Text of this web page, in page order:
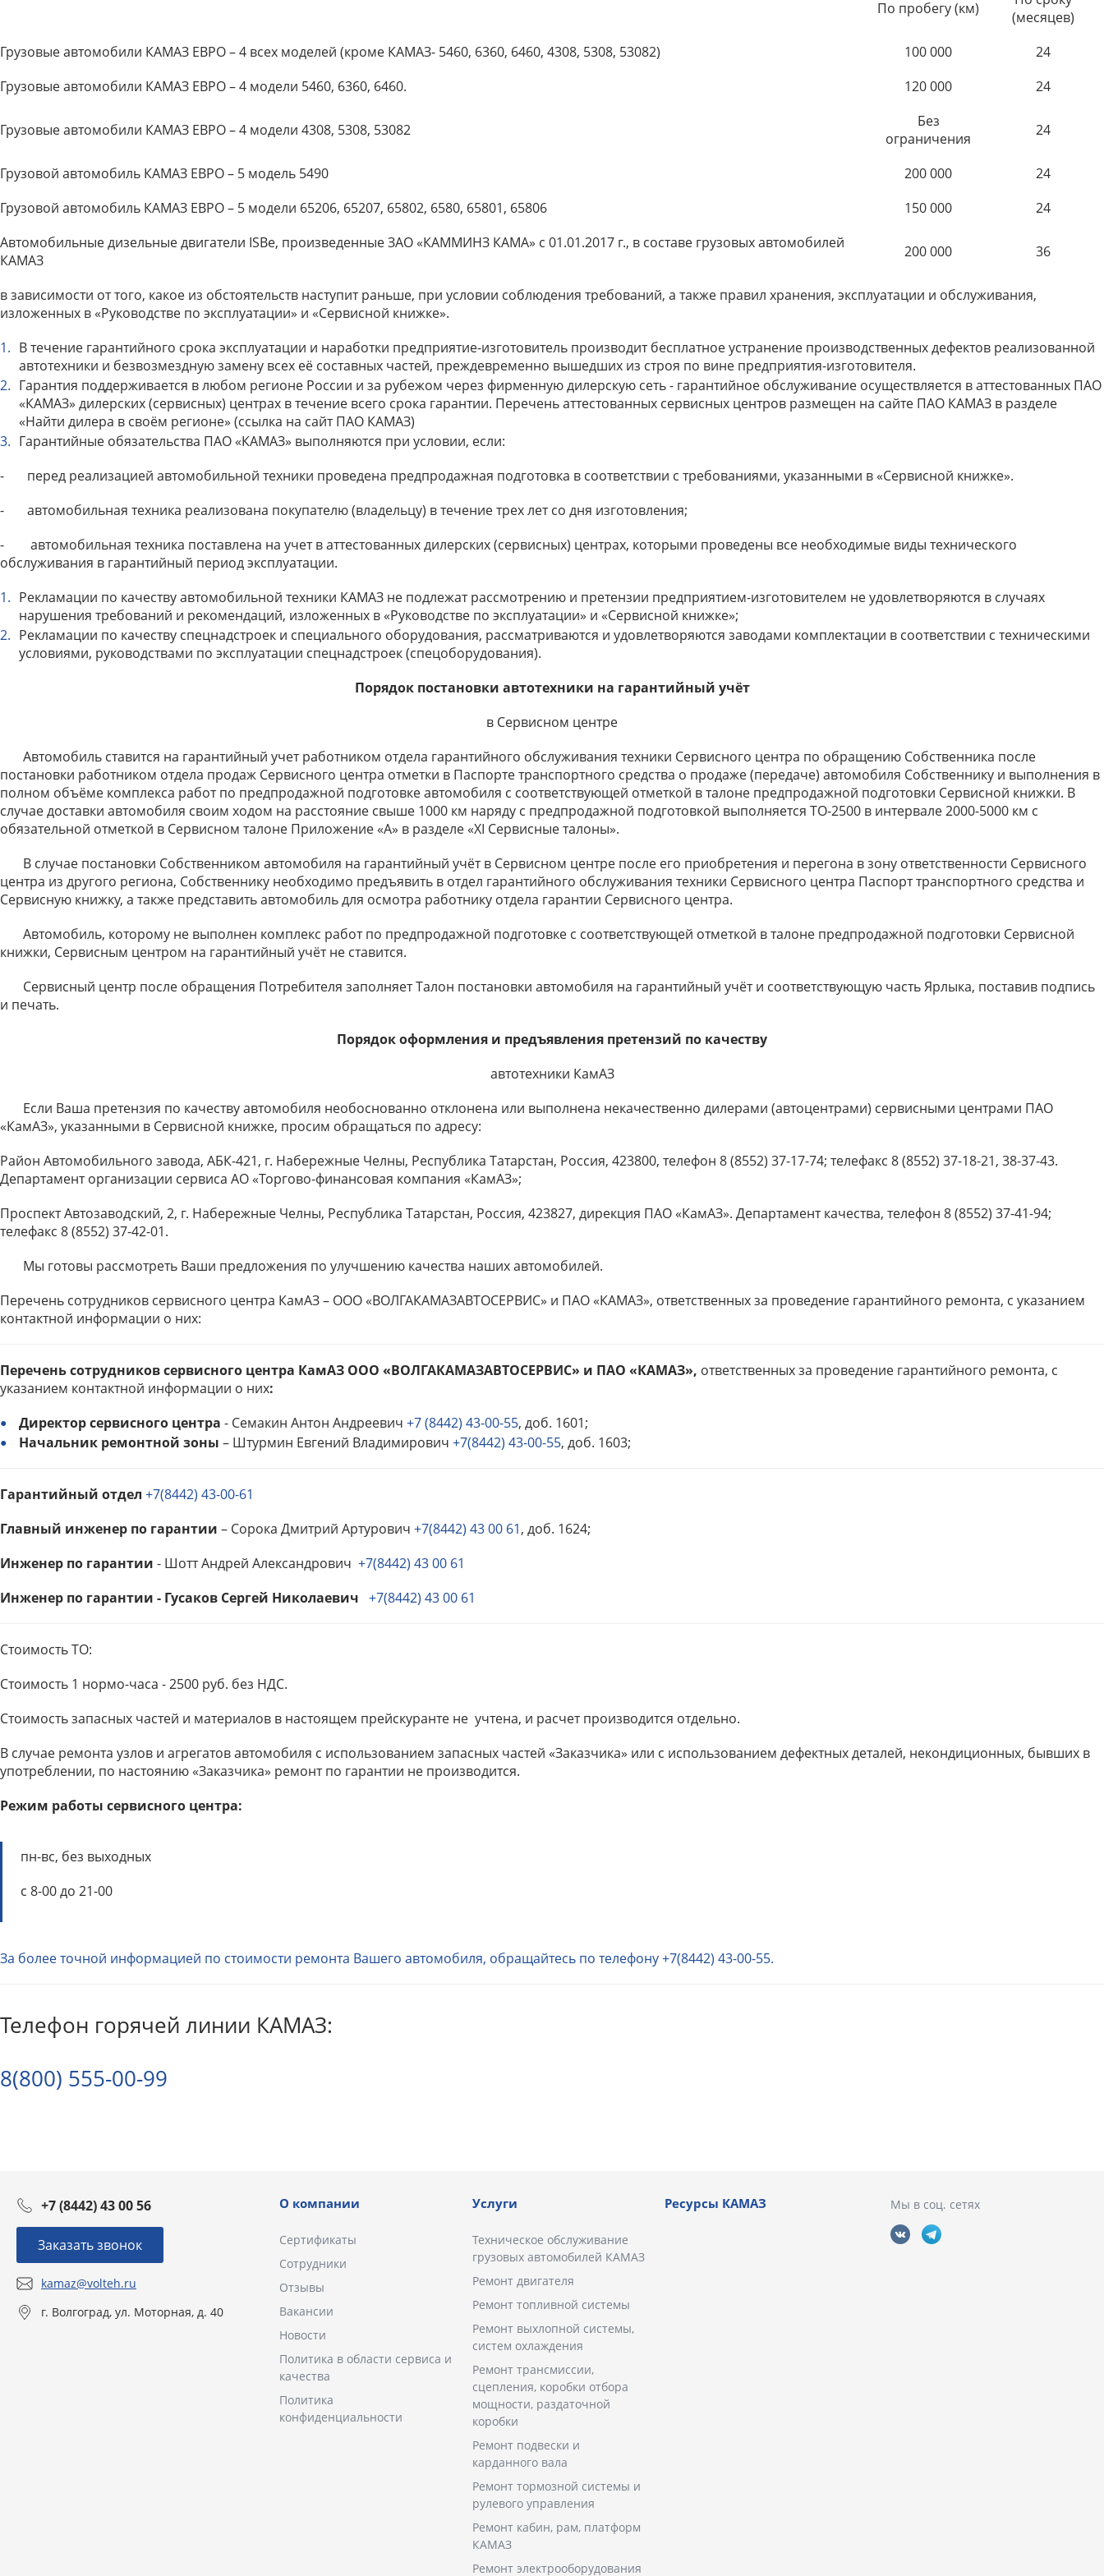
По пробегу (км)
(месяцев)
Грузовые автомобили КАМАЗ ЕВРО – 4 всех моделей (кроме КАМАЗ- 5460, 6360, 6460, 4308, 5308, 53082)
100 000
24
Грузовые автомобили КАМАЗ ЕВРО – 4 модели 5460, 6360, 6460.
120 000 24
Грузовые автомобили КАМАЗ ЕВРО – 4 модели 4308, 5308, 53082
Без
ограничения
24
Грузовой автомобиль КАМАЗ ЕВРО – 5 модель 5490 200 000
24
Грузовой автомобиль КАМАЗ ЕВРО – 5 модели 65206, 65207, 65802, 6580, 65801, 65806
150 000
24
Автомобильные дизельные двигатели ISBe, произведенные ЗАО «КАММИНЗ КАМА» с 01.01.2017 г., в составе грузовых автомобилей
КАМАЗ
200 000 36
в зависимости от того, какое из обстоятельств наступит раньше, при условии соблюдения требований, а также правил хранения, эксплуатации и обслуживания,
изложенных в «Руководстве по эксплуатации» и «Сервисной книжке».
В течение гарантийного срока эксплуатации и наработки предприятие-изготовитель производит бесплатное устранение производственных дефектов реализованной
автотехники и безвозмездную замену всех её составных частей, преждевременно вышедших из строя по вине предприятия-изготовителя.
Гарантия поддерживается в любом регионе России и за рубежом через фирменную дилерскую сеть - гарантийное обслуживание осуществляется в аттестованных ПАО
«КАМАЗ» дилерских (сервисных) центрах в течение всего срока гарантии. Перечень аттестованных сервисных центров размещен на сайте ПАО КАМАЗ в разделе
«Найти дилера в своём регионе» (ссылка на сайт ПАО КАМАЗ)
Гарантийные обязательства ПАО «КАМАЗ» выполняются при условии, если:
- перед реализацией автомобильной техники проведена предпродажная подготовка в соответствии с требованиями, указанными в «Сервисной книжке».
- автомобильная техника реализована покупателю (владельцу) в течение трех лет со дня изготовления;
- автомобильная техника поставлена на учет в аттестованных дилерских (сервисных) центрах, которыми проведены все необходимые виды технического
обслуживания в гарантийный период эксплуатации.
Рекламации по качеству автомобильной техники КАМАЗ не подлежат рассмотрению и претензии предприятием-изготовителем не удовлетворяются в случаях
нарушения требований и рекомендаций, изложенных в «Руководстве по эксплуатации» и «Сервисной книжке»;
Рекламации по качеству спецнадстроек и специального оборудования, рассматриваются и удовлетворяются заводами комплектации в соответствии с техническими
условиями, руководствами по эксплуатации спецнадстроек (спецоборудования).
Порядок постановки автотехники на гарантийный учёт
в Сервисном центре
Автомобиль ставится на гарантийный учет работником отдела гарантийного обслуживания техники Сервисного центра по обращению Собственника после
постановки работником отдела продаж Сервисного центра отметки в Паспорте транспортного средства о продаже (передаче) автомобиля Собственнику и выполнения в
полном объёме комплекса работ по предпродажной подготовке автомобиля с соответствующей отметкой в талоне предпродажной подготовки Сервисной книжки. В
случае доставки автомобиля своим ходом на расстояние свыше 1000 км наряду с предпродажной подготовкой выполняется ТО-2500 в интервале 2000-5000 км с
обязательной отметкой в Сервисном талоне Приложение «А» в разделе «XI Сервисные талоны».
В случае постановки Собственником автомобиля на гарантийный учёт в Сервисном центре после его приобретения и перегона в зону ответственности Сервисного
центра из другого региона, Собственнику необходимо предъявить в отдел гарантийного обслуживания техники Сервисного центра Паспорт транспортного средства и
Сервисную книжку, а также представить автомобиль для осмотра работнику отдела гарантии Сервисного центра.
Автомобиль, которому не выполнен комплекс работ по предпродажной подготовке с соответствующей отметкой в талоне предпродажной подготовки Сервисной
книжки, Сервисным центром на гарантийный учёт не ставится.
Сервисный центр после обращения Потребителя заполняет Талон постановки автомобиля на гарантийный учёт и соответствующую часть Ярлыка, поставив подпись
и печать.
Порядок оформления и предъявления претензий по качеству
автотехники КамАЗ
Если Ваша претензия по качеству автомобиля необоснованно отклонена или выполнена некачественно дилерами (автоцентрами) сервисными центрами ПАО
«КамАЗ», указанными в Сервисной книжке, просим обращаться по адресу:
Район Автомобильного завода, АБК-421, г. Набережные Челны, Республика Татарстан, Россия, 423800, телефон 8 (8552) 37-17-74; телефакс 8 (8552) 37-18-21, 38-37-43.
Департамент организации сервиса АО «Торгово-финансовая компания «КамАЗ»;
Проспект Автозаводский, 2, г. Набережные Челны, Республика Татарстан, Россия, 423827, дирекция ПАО «КамАЗ». Департамент качества, телефон 8 (8552) 37-41-94;
телефакс 8 (8552) 37-42-01.
Мы готовы рассмотреть Ваши предложения по улучшению качества наших автомобилей.
Перечень сотрудников сервисного центра КамАЗ – ООО «ВОЛГАКАМАЗАВТОСЕРВИС» и ПАО «КАМАЗ», ответственных за проведение гарантийного ремонта, с указанием
контактной информации о них:
Перечень сотрудников сервисного центра КамАЗ ООО «ВОЛГАКАМАЗАВТОСЕРВИС» и ПАО «КАМАЗ», ответственных за проведение гарантийного ремонта, с
указанием контактной информации о них:
Директор сервисного центра - Семакин Антон Андреевич +7 (8442) 43-00-55, доб. 1601;
Начальник ремонтной зоны – Штурмин Евгений Владимирович +7(8442) 43-00-55, доб. 1603;
Гарантийный отдел +7(8442) 43-00-61
Главный инженер по гарантии – Сорока Дмитрий Артурович +7(8442) 43 00 61, доб. 1624;
Инженер по гарантии - Шотт Андрей Александрович +7(8442) 43 00 61
Инженер по гарантии - Гусаков Сергей Николаевич +7(8442) 43 00 61
Стоимость ТО:
Стоимость 1 нормо-часа - 2500 руб. без НДС.
Стоимость запасных частей и материалов в настоящем прейскуранте не учтена, и расчет производится отдельно.
В случае ремонта узлов и агрегатов автомобиля с использованием запасных частей «Заказчика» или с использованием дефектных деталей, некондиционных, бывших в
употреблении, по настоянию «Заказчика» ремонт по гарантии не производится.
Режим работы сервисного центра:
пн-вс, без выходных
с 8-00 до 21-00
За более точной информацией по стоимости ремонта Вашего автомобиля, обращайтесь по телефону+7(8442) 43-00-55.
Телефон горячей линии КАМАЗ:
8(800) 555-00-99
+7 (8442) 43 00 56
Заказать звонок
kamaz@volteh.ru
г. Волгоград, ул. Моторная, д. 40
О компании
Сертификаты
Сотрудники
Отзывы
Вакансии
Новости
Политика в области сервиса и
качества
Политика
конфиденциальности
Услуги
Техническое обслуживание
грузовых автомобилей КАМАЗ
Ремонт двигателя
Ремонт топливной системы
Ремонт выхлопной системы,
систем охлаждения
Ремонт трансмиссии,
сцепления, коробки отбора
мощности, раздаточной
коробки
Ремонт подвески и
карданного вала
Ремонт тормозной системы и
рулевого управления
Ремонт кабин, рам, платформ
КАМАЗ
Ремонт электрооборудования
Ресурсы КАМАЗ Мы в соц. сетях